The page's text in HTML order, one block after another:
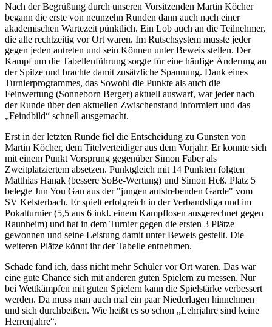
Nach der Begrüßung durch unseren Vorsitzenden Martin Köcher
begann die erste von neunzehn Runden dann auch nach einer
akademischen Wartezeit pünktlich. Ein Lob auch an die Teilnehmer,
die alle rechtzeitig vor Ort waren. Im Rutschsystem musste jeder
gegen jeden antreten und sein Können unter Beweis stellen. Der
Kampf um die Tabellenführung sorgte für eine häufige Änderung an
der Spitze und brachte damit zusätzliche Spannung. Dank eines
Turnierprogrammes, das Sowohl die Punkte als auch die
Feinwertung (Sonneborn Berger) aktuell auswarf, war jeder nach
der Runde über den aktuellen Zwischenstand informiert und das
„Feindbild“ schnell ausgemacht.
Erst in der letzten Runde fiel die Entscheidung zu Gunsten von
Martin Köcher, dem Titelverteidiger aus dem Vorjahr. Er konnte sich
mit einem Punkt Vorsprung gegenüber Simon Faber als
Zweitplatziertem absetzen. Punktgleich mit 14 Punkten folgten
Matthias Hanak (bessere SoBe-Wertung) und Simon Heß. Platz 5
belegte Jun You Gan aus der "jungen aufstrebenden Garde" vom
SV Kelsterbach. Er spielt erfolgreich in der Verbandsliga und im
Pokalturnier (5,5 aus 6 inkl. einem Kampflosen ausgerechnet gegen
Raunheim) und hat in dem Turnier gegen die ersten 3 Plätze
gewonnen und seine Leistung damit unter Beweis gestellt. Die
weiteren Plätze könnt ihr der Tabelle entnehmen.
Schade fand ich, dass nicht mehr Schüler vor Ort waren. Das war
eine gute Chance sich mit anderen guten Spielern zu messen. Nur
bei Wettkämpfen mit guten Spielern kann die Spielstärke verbessert
werden. Da muss man auch mal ein paar Niederlagen hinnehmen
und sich durchbeißen. Wie heißt es so schön „Lehrjahre sind keine
Herrenjahre“.